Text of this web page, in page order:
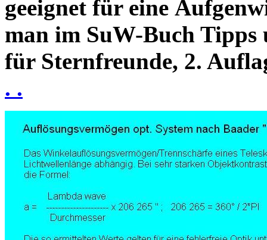
geeignet für eine
man im SuW-Buch Tipps
für Sternfreunde, 2.
. .